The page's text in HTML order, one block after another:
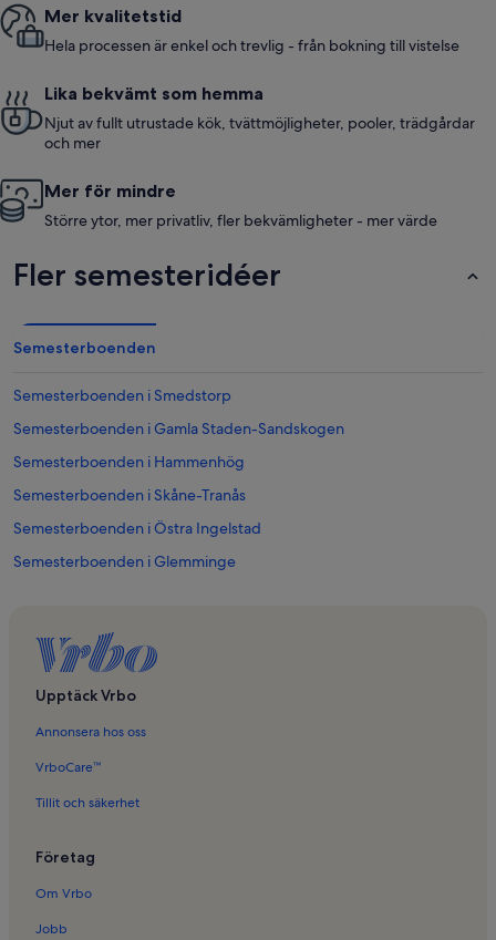
Mer kvalitetstid
Hela processen är enkel och trevlig - från bokning till vistelse
Lika bekvämt som hemma
Njut av fullt utrustade kök, tvättmöjligheter, pooler, trädgårdar
och mer
Mer för mindre
Större ytor, mer privatliv, fler bekvämligheter - mer värde
Fler semesteridéer
Semesterboenden
Semesterboenden i Smedstorp
Semesterboenden i Gamla Staden-Sandskogen
Semesterboenden i Hammenhög
Semesterboenden i Skåne-Tranås
Semesterboenden i Östra Ingelstad
Semesterboenden i Glemminge
Semesterboenden i Borrie
Semesterboenden i Klostret i Ystad
Semesterboenden i Tomelilla
Semesterboenden i Gärsnäs
Semesterboenden i Valleberga
Semesterboenden i Fyledalens naturreservat
Semesterboenden i Tosselilla sommarland
Semesterboenden i Köpingebro
Semesterboenden i Tomelilla kommun
Upptäck Vrbo
Annonsera hos oss
VrboCare™
Tillit och säkerhet
Företag
Om Vrbo
Jobb